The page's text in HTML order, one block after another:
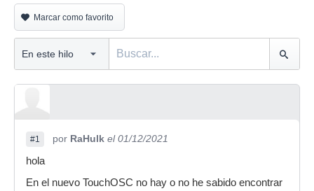
Marcar como favorito
#1 por RaHulk el 01/12/2021
hola
En el nuevo TouchOSC no hay o no he sabido encontrar